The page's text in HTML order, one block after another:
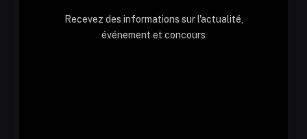
Recevez des informations sur l'actualité,
événement et concours